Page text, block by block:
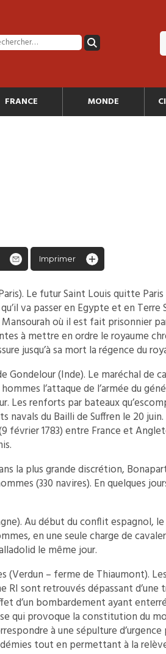
FRANCE MONDE
Imprimer
Le futur Saint Louis quitte
va passer en Egypte et en Terre
où il est fait prisonnier
à mettre en ordre le royaume
jusqu’à sa mort la régence du
Gondelour (Inde). Le maréchal de
l’attaque de l’armée du
Les renforts par bateaux
navals du Bailli de Suffren le 20 juin.
février 1783) entre France et
la plus grande discrétion,
(330 navires). En quelques
Au début du conflit espagnol, le
en une seule charge de
le même jour.
(Verdun – ferme de Thiaumont).
RI sont retrouvés dépassant d’une
d’un bombardement ayant
qui provoque la constitution du
à une sépulture
tout en permettant à la